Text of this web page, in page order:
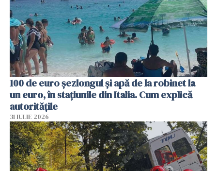
100 de euro șezlongul și apă de la robinet la
un euro, în stațiunile din Italia. Cum explică
autoritățile
31 IULIE 2026